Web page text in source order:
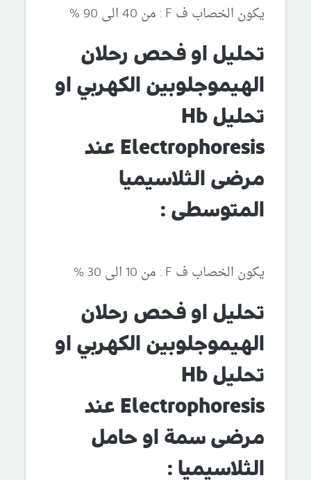
يكون الخصاب ف F : من 40 الى 90 %
تحليل او فحص رحلان
الهيموجلوبين الكهربي او
تحليل Hb
Electrophoresis عند
مرضى الثلاسيميا
المتوسطى :
يكون الخصاب ف F : من 10 الى 30 %
تحليل او فحص رحلان
الهيموجلوبين الكهربي او
تحليل Hb
Electrophoresis عند
مرضى سمة او حامل
الثلاسيميا :